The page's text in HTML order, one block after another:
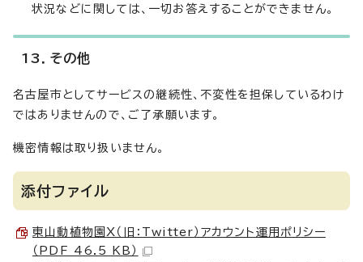
状況などに関しては、一切お答えすることができません。
13．その他
名古屋市としてサービスの継続性、不変性を担保しているわけ
ではありませんので、ご了承願います。
機密情報は取り扱いません。
添付ファイル
東山動植物園X（旧：Twitter）アカウント運用ポリシー
（PDF 46.5 KB）